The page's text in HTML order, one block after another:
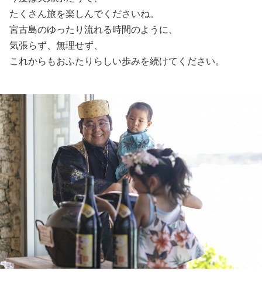
たくさん旅を楽しんでくださいね。
宮古島のゆったり流れる時間のように、
気張らず、無理せず、
これからもおふたりらしい歩みを続けてください。